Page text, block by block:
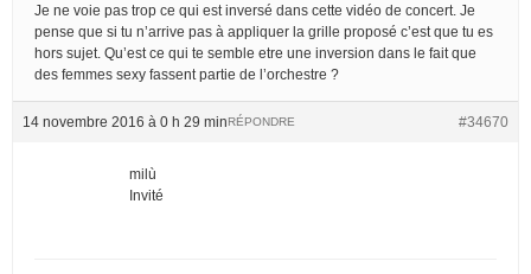
Je ne voie pas trop ce qui est inversé dans cette vidéo de concert. Je
pense que si tu n’arrive pas à appliquer la grille proposé c’est que tu es
hors sujet. Qu’est ce qui te semble etre une inversion dans le fait que
des femmes sexy fassent partie de l’orchestre ?
14 novembre 2016 à 0 h 29 min #34670
RÉPONDRE
milù
Invité